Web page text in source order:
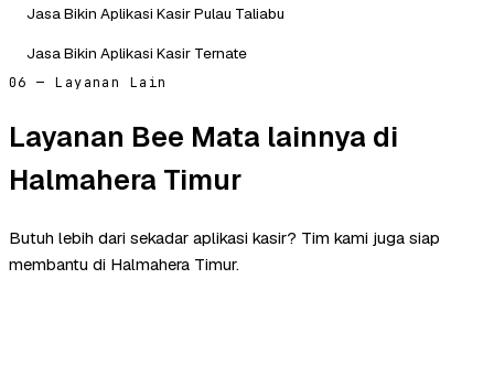
Jasa Bikin Aplikasi Kasir Pulau Taliabu
Jasa Bikin Aplikasi Kasir Ternate
06 — Layanan Lain
Layanan Bee Mata lainnya di
Halmahera Timur
Butuh lebih dari sekadar aplikasi kasir? Tim kami juga siap
membantu di Halmahera Timur.